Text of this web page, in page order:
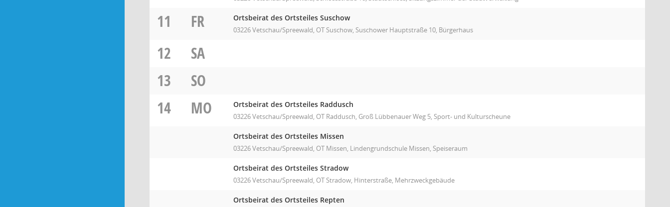
11 FR Ortsbeirat des Ortsteiles Suschow
03226 Vetschau/Spreewald, OT Suschow, Suschower Hauptstraße 10, Bürgerhaus
12
SA
13
SO
14
MO Ortsbeirat des Ortsteiles Raddusch
03226 Vetschau/Spreewald, OT Raddusch, Groß Lübbenauer Weg 5, Sport- und Kulturscheune
Ortsbeirat des Ortsteiles Missen
03226 Vetschau/Spreewald, OT Missen, Lindengrundschule Missen, Speiseraum
Ortsbeirat des Ortsteiles Stradow
03226 Vetschau/Spreewald, OT Stradow, Hinterstraße, Mehrzweckgebäude
Ortsbeirat des Ortsteiles Repten